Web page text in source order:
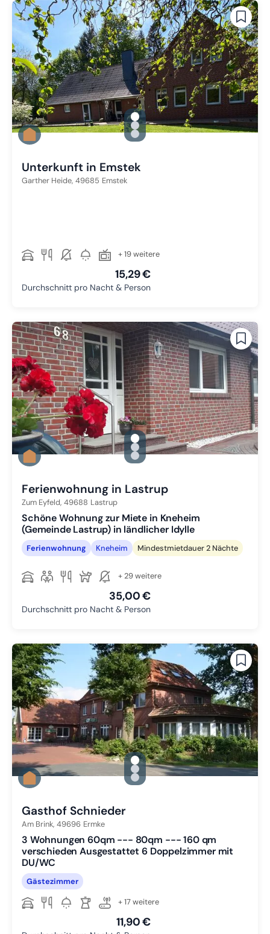
gallery.slide_selector
Zu Slide 1 wechseln
Zu Slide 2 wechseln
Zu Slide 3 wechseln
Unterkunft in Emstek
Garther Heide, 49685 Emstek
+ 19 weitere
15,29 €
Durchschnitt pro Nacht & Person
gallery.slide_selector
Zu Slide 1 wechseln
Zu Slide 2 wechseln
Zu Slide 3 wechseln
Ferienwohnung in Lastrup
Zum Eyfeld, 49688 Lastrup
Schöne Wohnung zur Miete in Kneheim
(Gemeinde Lastrup) in ländlicher Idylle
Ferienwohnung Kneheim Mindestmietdauer 2 Nächte
+ 29 weitere
35,00 €
Durchschnitt pro Nacht & Person
gallery.slide_selector
Zu Slide 1 wechseln
Zu Slide 2 wechseln
Zu Slide 3 wechseln
Gasthof Schnieder
Am Brink, 49696 Ermke
3 Wohnungen 60qm --- 80qm --- 160 qm
verschieden Ausgestattet 6 Doppelzimmer mit
DU/WC
Gästezimmer
+ 17 weitere
11,90 €